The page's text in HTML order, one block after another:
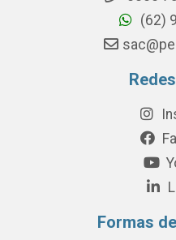
(62)
Formas